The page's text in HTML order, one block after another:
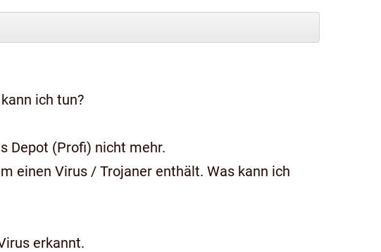
ich tun?
Depot (Profi) nicht mehr.
einen Virus / Trojaner enthält. Was kann ich
erkannt.